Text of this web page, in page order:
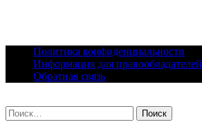
content
Политика конфиденциальности
Информация для правообладателей
Обратная связь
Найти: